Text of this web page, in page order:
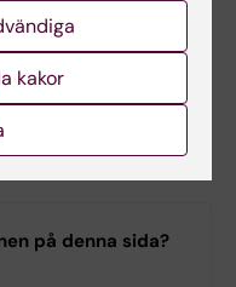
med KI?
är
för
på denna sida?
kakor